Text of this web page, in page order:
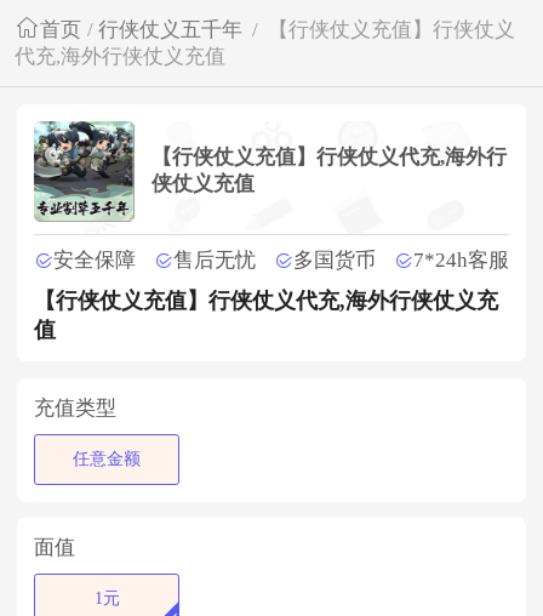
首页 / 行侠仗义五千年 /
【行侠仗义充值】行侠仗义
代充,海外行侠仗义充值
【行侠仗义充值】行侠仗义代充,海外行
侠仗义充值
安全保障 售后无忧 多国货币 7*24h客服
【行侠仗义充值】行侠仗义代充,海外行侠仗义充
值
充值类型
任意金额
面值
1元